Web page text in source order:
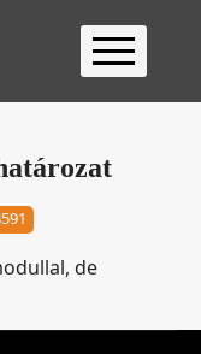
Kezdőlap
2026
de